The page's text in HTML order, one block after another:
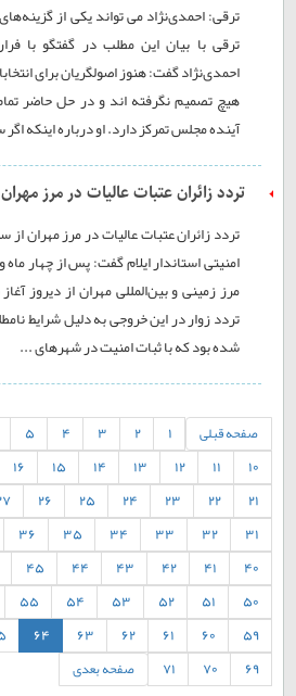
ترقی: احمدی‌نژاد می تواند یکی از
ترقی با بیان این مطلب در گفتگو با
هیچ تصمیم نگرفته اند و در حل حاضر
آینده مجلس تمرکز دارد. او درباره اینکه
تردد زائران عتبات عالیات در مرز
تردد زائران عتبات عالیات در مرز مهران
امنیتی استاندار ایلام گفت: پس از چهار ماه
مرز زمینی و بین‌المللی مهران از دیروز
تردد زوار در این خروجی به دلیل شرایط
شده بود که با ثبات امنیت در شهرهای ...
صفحه قبلی 1
2
3
4
5
10
11
12
13
14
15
16
21
22
23
24
25
26
31
32
33
34
35
36
40
41
42
43
44
45
50
51
52
53
54
55
59
60
61
62
63
64
69
70
71 صفحه بعدی